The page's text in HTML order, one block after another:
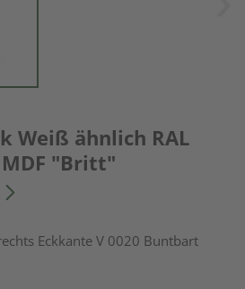
Weiß ähnlich RAL
MDF "Britt"
Eckkante V 0020 Buntbart